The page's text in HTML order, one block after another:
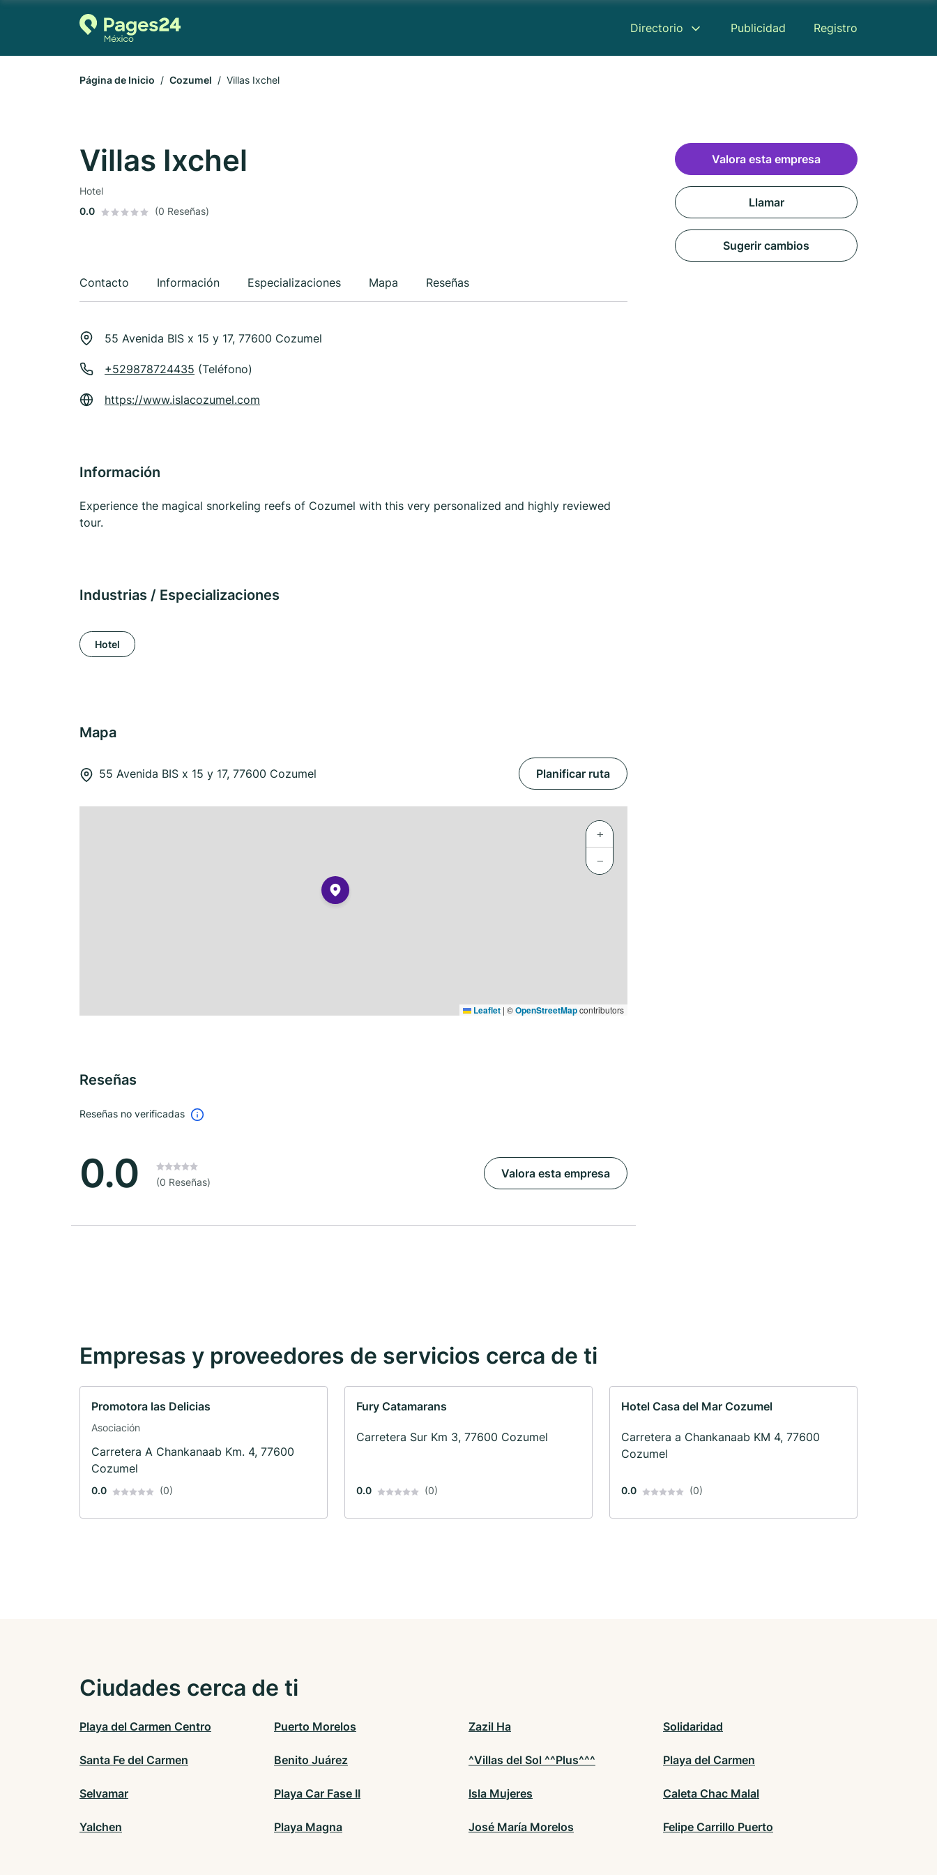
Directorio Publicidad Registro
Página de Inicio Cozumel Villas Ixchel
Villas Ixchel
Hotel
0.0
(0 Reseñas)
Contacto Información Especializaciones Mapa Reseñas
55 Avenida BIS x 15 y 17, 77600 Cozumel
+529878724435 (Teléfono)
https://www.islacozumel.com
Información
Experience the magical snorkeling reefs of Cozumel with this very personalized and highly reviewed
tour.
Industrias / Especializaciones
Hotel
Mapa
55 Avenida BIS x 15 y 17, 77600 Cozumel Planificar ruta
+
−
Leaflet | ©OpenStreetMapcontributors
Reseñas
Reseñas no verificadas
0.0 (0 Reseñas)
Valora esta empresa
Valora esta empresa
Llamar
Sugerir cambios
Empresas y proveedores de servicios cerca de ti
Promotora las Delicias
Asociación
Carretera A Chankanaab Km. 4, 77600
Cozumel
0.0 (0)
Fury Catamarans
Carretera Sur Km 3, 77600 Cozumel
0.0 (0)
Hotel Casa del Mar Cozumel
Carretera a Chankanaab KM 4, 77600
Cozumel
0.0 (0)
Ciudades cerca de ti
Playa del Carmen Centro Puerto Morelos Zazil Ha Solidaridad
Santa Fe del Carmen Benito Juárez ^Villas del Sol ^^Plus^^^ Playa del Carmen
Selvamar Playa Car Fase II Isla Mujeres Caleta Chac Malal
Yalchen Playa Magna José María Morelos Felipe Carrillo Puerto